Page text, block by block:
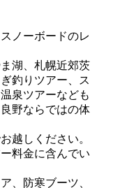
ノーボードのレ
湖、札幌近郊茨
釣りツアー、ス
泉ツアーなども
野ならではの体
越しください。
料金に含んでい
、防寒ブーツ、